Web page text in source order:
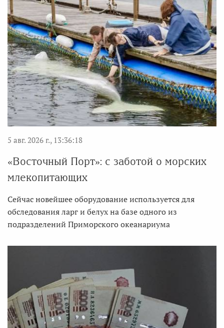
5 авг. 2026 г., 13:36:18
«Восточный Порт»: с заботой о морских
млекопитающих
Сейчас новейшее оборудование используется для
обследования ларг и белух на базе одного из
подразделений Приморского океанариума